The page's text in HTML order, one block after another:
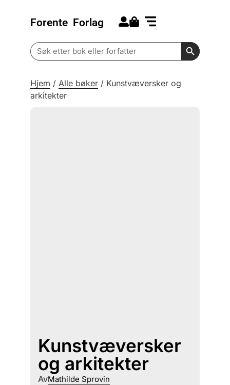
Forente Forlag
Search
for:
Search
Hjem / Alle bøker / Kunstvæversker og
arkitekter
Kunstvæversker
og arkitekter
AvMathilde Sprovin